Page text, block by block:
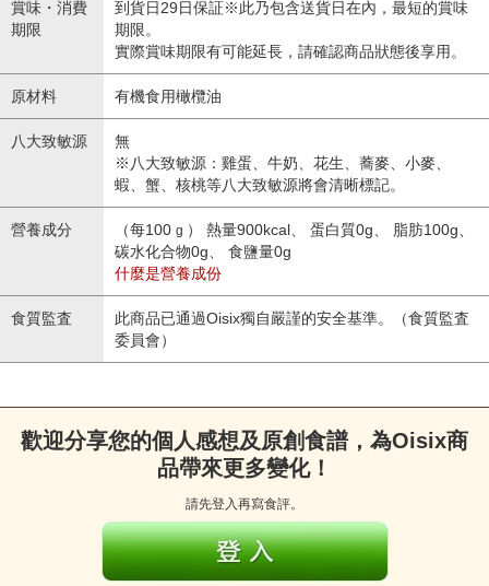
賞味・消費
期限
到貨日29日保証※此乃包含送貨日在內，最短的賞味
期限。
實際賞味期限有可能延長，請確認商品狀態後享用。
原材料 有機食用橄欖油
八大致敏源
無
※八大致敏源：雞蛋、牛奶、花生、蕎麥、小麥、
蝦、蟹、核桃等八大致敏源將會清晰標記。
營養成分 （每100 g ） 熱量900kcal、 蛋白質0g、 脂肪100g、
碳水化合物0g、 食鹽量0g
什麼是營養成份
食質監査
此商品已通過Oisix獨自嚴謹的安全基準。（食質監査
委員會）
歡迎分享您的個人感想及原創食譜，為Oisix商
品帶來更多變化！
請先登入再寫食評。